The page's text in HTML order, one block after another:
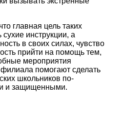
главная цель таких
инструкции, а
в своих силах, чувство
прийти на помощь тем,
мероприятия
филиала помогают сделать
школьников по-
и защищенными.